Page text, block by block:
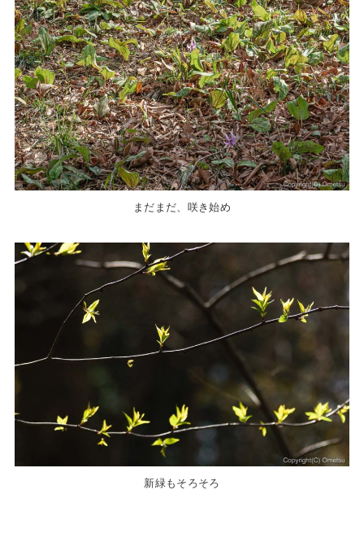
まだまだ、咲き始め
新緑もそろそろ